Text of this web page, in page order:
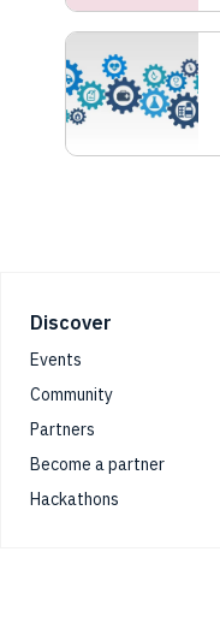
Footer
Discover
Events
Community
Partners
Become a partner
Hackathons